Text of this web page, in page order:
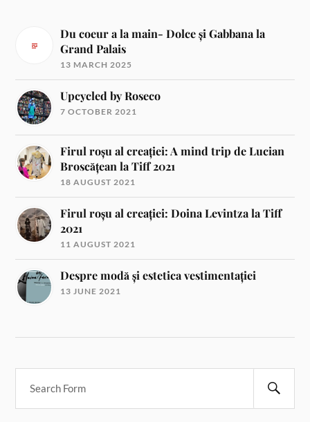
Du coeur a la main- Dolce și Gabbana la
Grand Palais
13 MARCH 2025
Upcycled by Roseco
7 OCTOBER 2021
Firul roșu al creației: A mind trip de Lucian
Broscățean la Tiff 2021
18 AUGUST 2021
Firul roșu al creației: Doina Levintza la Tiff
2021
11 AUGUST 2021
Despre modă și estetica vestimentației
13 JUNE 2021